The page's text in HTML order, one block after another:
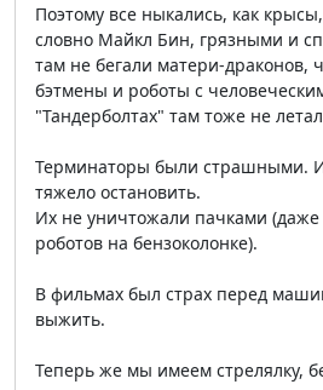
Поэтому все ныкались, как
словно Майкл Бин, грязными и
там не бегали матери-драконов,
бэтмены и роботы с
"Тандерболтах" там тоже не
Терминаторы были страшными.
тяжело остановить.
Их не уничтожали пачками
роботов на бензоколонке).
В фильмах был страх перед
выжить.
Теперь же мы имеем стрелялку,